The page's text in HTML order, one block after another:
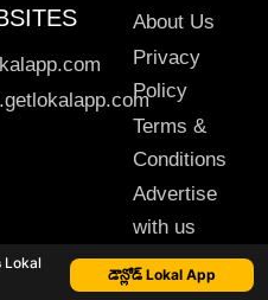
డౌన్లోడ్ Lokal App
About Us
Privacy
Policy
Terms &
Conditions
Advertise
with us
Sitemap
or redistributed. © 2020 Lokal App. All rights reserved.